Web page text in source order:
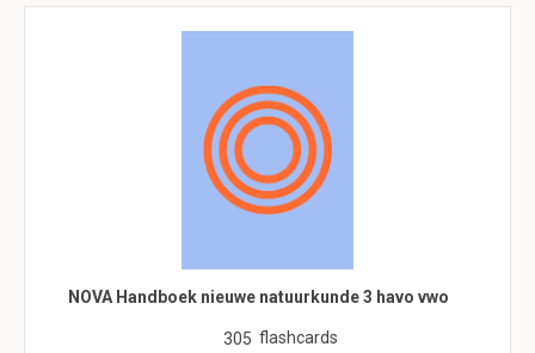
NOVA Handboek nieuwe natuurkunde 3 havo vwo
305 flashcards